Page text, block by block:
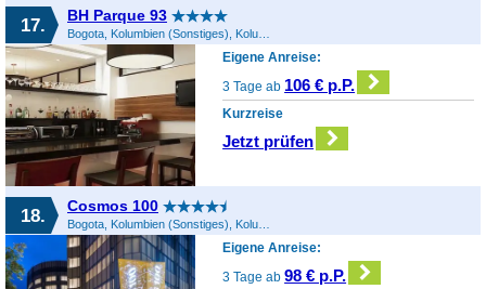
17. BH Parque 93
Bogota, Kolumbien (Sonstiges), Kolumbien
Eigene Anreise:
3 Tage ab 106 € p.P.
Kurzreise
Jetzt prüfen
18. Cosmos 100
Bogota, Kolumbien (Sonstiges), Kolumbien
Eigene Anreise:
3 Tage ab98 € p.P.